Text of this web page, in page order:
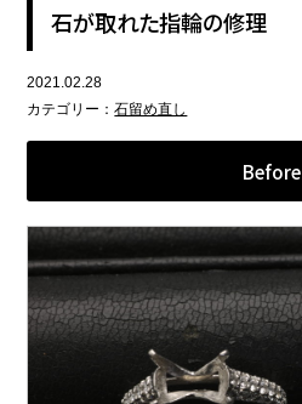
石が取れた指輪の修理
2021.02.28
カテゴリー：石留め直し
Before